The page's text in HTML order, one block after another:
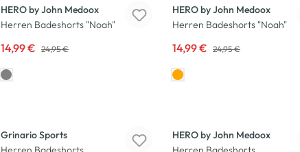
HERO by John Medoox
Herren Badeshorts "Noah"
14,99 € 24,95 €
HERO by John Medoox
Herren Badeshorts "Noah"
14,99 € 24,95 €
Grinario Sports
HERO by John Medoox